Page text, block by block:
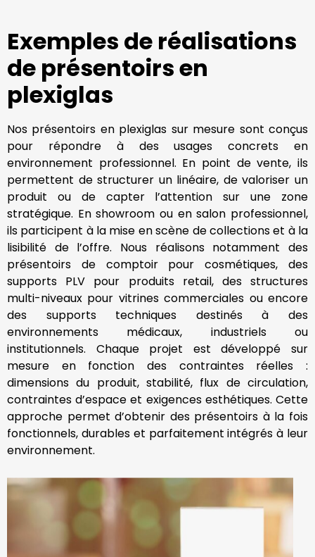
Exemples de réalisations
de présentoirs en
plexiglas
Nos présentoirs en plexiglas sur mesure sont conçus
pour répondre à des usages concrets en
environnement professionnel. En point de vente, ils
permettent de structurer un linéaire, de valoriser un
produit ou de capter l’attention sur une zone
stratégique. En showroom ou en salon professionnel,
ils participent à la mise en scène de collections et à la
lisibilité de l’offre. Nous réalisons notamment des
présentoirs de comptoir pour cosmétiques, des
supports PLV pour produits retail, des structures
multi-niveaux pour vitrines commerciales ou encore
des supports techniques destinés à des
environnements médicaux, industriels ou
institutionnels. Chaque projet est développé sur
mesure en fonction des contraintes réelles :
dimensions du produit, stabilité, flux de circulation,
contraintes d’espace et exigences esthétiques. Cette
approche permet d’obtenir des présentoirs à la fois
fonctionnels, durables et parfaitement intégrés à leur
environnement.